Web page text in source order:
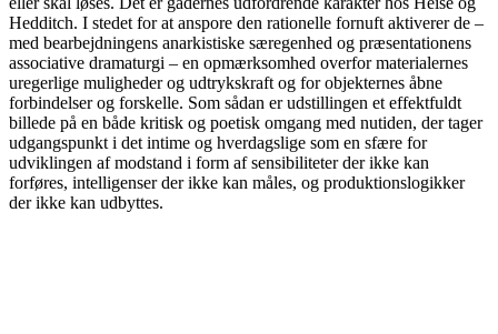
Hedditch. I stedet for at anspore den rationelle fornuft aktiverer de –
med bearbejdningens anarkistiske særegenhed og præsentationens
associative dramaturgi – en opmærksomhed overfor materialernes
uregerlige muligheder og udtrykskraft og for objekternes åbne
forbindelser og forskelle. Som sådan er udstillingen et effektfuldt
billede på en både kritisk og poetisk omgang med nutiden, der tager
udgangspunkt i det intime og hverdagslige som en sfære for
udviklingen af modstand i form af sensibiliteter der ikke kan
forføres, intelligenser der ikke kan måles, og produktionslogikker
der ikke kan udbyttes.